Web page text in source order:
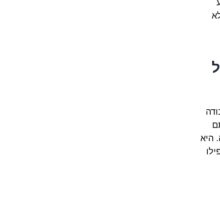
היא